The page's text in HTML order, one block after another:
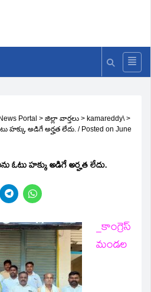
Portal > జిల్లా వార్తలు > kamareddy\ >
హక్కు అడిగే అర్హత లేదు. / Posted on June
ఓటు హక్కు అడిగే అర్హత లేదు.
Click
to
Telegram
(Opens
in
new
window)
Click
to
WhatsApp
(Opens
in
new
window)
_కాంగ్రెస్
మండల